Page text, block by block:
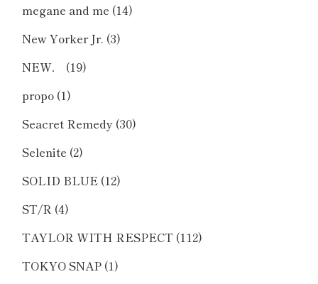
megane and me (14)
New Yorker Jr. (3)
NEW．
(19)
propo (1)
Seacret Remedy (30)
Selenite (2)
SOLID BLUE (12)
ST/R (4)
TAYLOR WITH RESPECT (112)
TOKYO SNAP (1)